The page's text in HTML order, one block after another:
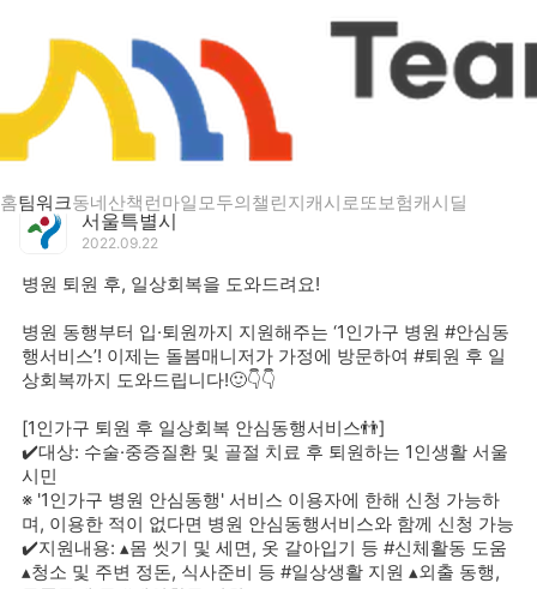
홈팀워크동네산책 런마일모두의챌린지캐시로또보험캐시딜
게시글 상세
병원 퇴원 후, 일상회복을 도와드려요!
서울특별시
2022.09.22
병원 퇴원 후, 일상회복을 도와드려요!
병원 동행부터 입·퇴원까지 지원해주는 ‘1인가구 병원 #안심동
행서비스’! 이제는 돌봄매니저가 가정에 방문하여 #퇴원 후 일
상회복까지 도와드립니다!🙂👇👇
[1인가구 퇴원 후 일상회복 안심동행서비스👬]
✔️대상: 수술·중증질환 및 골절 치료 후 퇴원하는 1인생활 서울
시민
※ '1인가구 병원 안심동행' 서비스 이용자에 한해 신청 가능하
며, 이용한 적이 없다면 병원 안심동행서비스와 함께 신청 가능
✔️지원내용: ▴몸 씻기 및 세면, 옷 갈아입기 등 #신체활동 도움
▴청소 및 주변 정돈, 식사준비 등 #일상생활 지원 ▴외출 동행,